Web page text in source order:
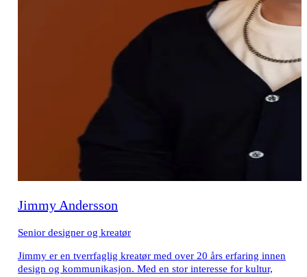
Jimmy Andersson
Senior designer og kreatør
Jimmy er en tverrfaglig kreatør med over 20 års erfaring innen
design og kommunikasjon. Med en stor interesse for kultur,